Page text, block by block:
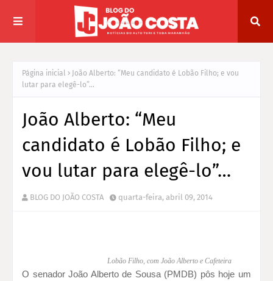
Página inicial
João Alberto: “Meu candidato é Lobão Filho; e vou
lutar para elegê-lo”…
João Alberto: “Meu
candidato é Lobão Filho; e
vou lutar para elegê-lo”…
BLOG DO JOÃO COSTA quarta-feira, abril 09, 2014
Lobão Filho, com João Alberto e Cafeteira
O senador João Alberto de Sousa (PMDB) pôs hoje um